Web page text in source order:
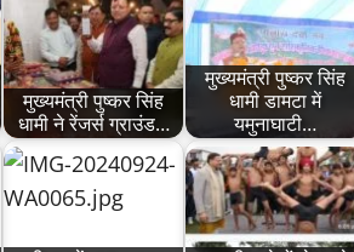
मुख्यमंत्री पुष्कर सिंह
धामी ने रेंजर्स ग्राउंड…
मुख्यमंत्री पुष्कर सिंह
धामी डामटा में
यमुनाघाटी…